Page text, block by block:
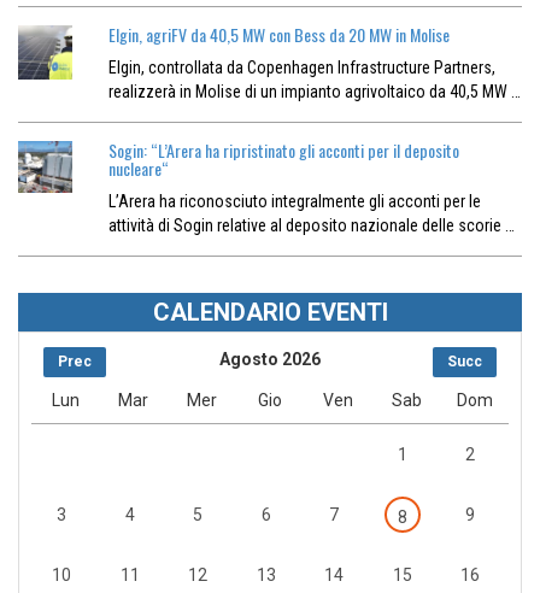
Elgin, agriFV da 40,5 MW con Bess da 20 MW in Molise
Elgin, controllata da Copenhagen Infrastructure Partners,
realizzerà in Molise di un impianto agrivoltaico da 40,5 MW …
Sogin: “L’Arera ha ripristinato gli acconti per il deposito
nucleare“
L’Arera ha riconosciuto integralmente gli acconti per le
attività di Sogin relative al deposito nazionale delle scorie …
CALENDARIO EVENTI
Prec Succ
Agosto 2026
Lun Mar Mer Gio Ven Sab Dom
1 2
3 4 5 6 7 8 9
10 11 12 13 14 15 16